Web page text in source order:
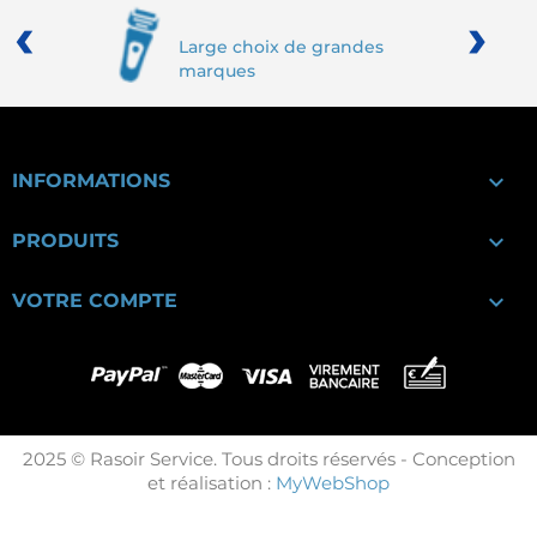
Large choix de grandes
marques
‹ ›
INFORMATIONS 
PRODUITS 
VOTRE COMPTE 
2025 © Rasoir Service. Tous droits réservés - Conception
et réalisation : MyWebShop